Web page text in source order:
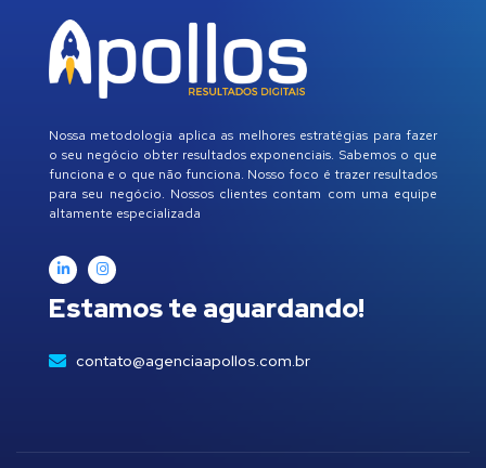
Nossa metodologia aplica as melhores estratégias para fazer
o seu negócio obter resultados exponenciais. Sabemos o que
funciona e o que não funciona. Nosso foco é trazer resultados
para seu negócio. Nossos clientes contam com uma equipe
altamente especializada
Estamos te aguardando!
contato@agenciaapollos.com.br